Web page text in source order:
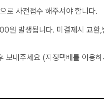
으로 사전접수 해주셔야 합니다.
원 발생됩니다. 미결제시 교환,
보내주세요 (지정택배를 이용